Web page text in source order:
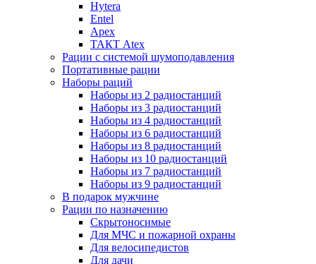
Hytera
Entel
Apex
ТАКТ Atex
Рации с системой шумоподавления
Портативные рации
Наборы раций
Наборы из 2 радиостанций
Наборы из 3 радиостанций
Наборы из 4 радиостанций
Наборы из 6 радиостанций
Наборы из 8 радиостанций
Наборы из 10 радиостанций
Наборы из 7 радиостанций
Наборы из 9 радиостанций
В подарок мужчине
Рации по назначению
Скрытоносимые
Для МЧС и пожарной охраны
Для велосипедистов
Для дачи